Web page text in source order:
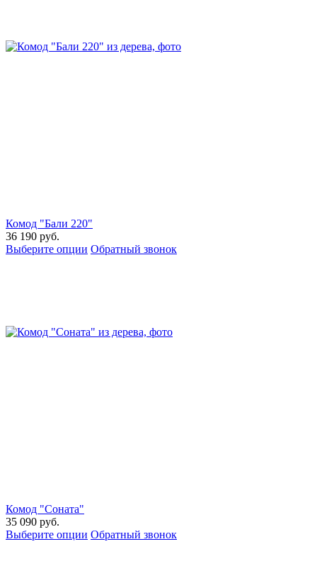
Комод "Бали 220"
36 190 руб.
Выберите опции Обратный звонок
Комод "Соната"
35 090 руб.
Выберите опции Обратный звонок